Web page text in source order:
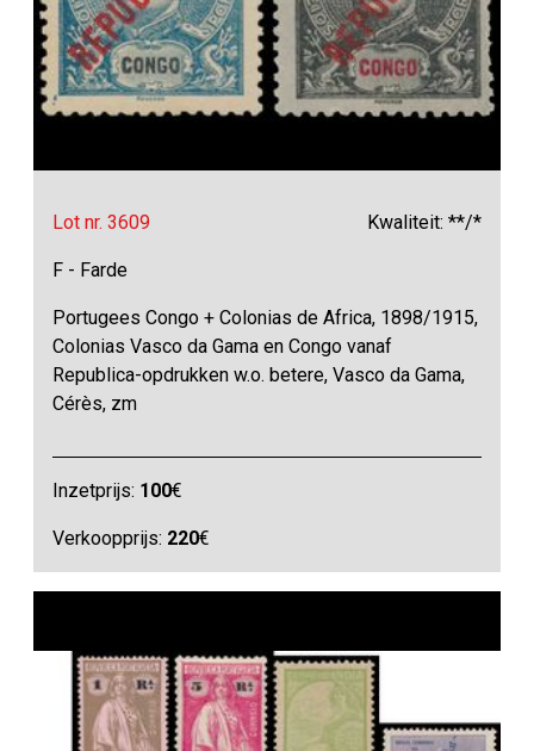
Lot nr. 3609 Kwaliteit: **/*
F - Farde
Portugees Congo + Colonias de Africa, 1898/1915,
Colonias Vasco da Gama en Congo vanaf
Republica-opdrukken w.o. betere, Vasco da Gama,
Cérès, zm
Inzetprijs: 100€
Verkoopprijs: 220€